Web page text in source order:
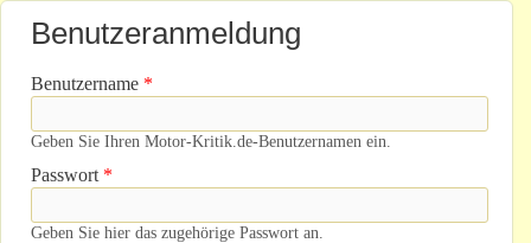
Benutzeranmeldung
Benutzername *
Geben Sie Ihren Motor-Kritik.de-Benutzernamen ein.
Passwort *
Geben Sie hier das zugehörige Passwort an.